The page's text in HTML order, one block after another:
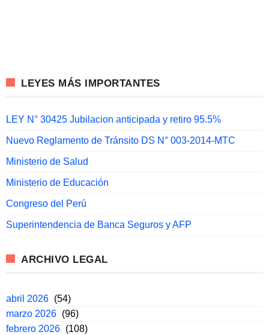
LEYES MÁS IMPORTANTES
LEY N° 30425 Jubilacion anticipada y retiro 95.5%
Nuevo Reglamento de Tránsito DS N° 003-2014-MTC
Ministerio de Salud
Ministerio de Educación
Congreso del Perú
Superintendencia de Banca Seguros y AFP
ARCHIVO LEGAL
abril 2026 (54)
marzo 2026 (96)
febrero 2026 (108)